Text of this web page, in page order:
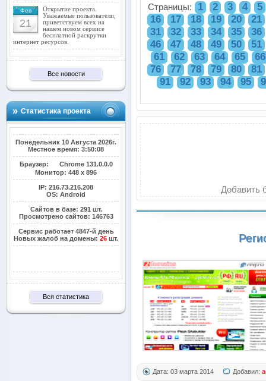
Фев
21
Открытие проекта.
Уважаемые пользователи,
приветствуем всех на
нашем новом сервисе
бесплатной раскрутки
интернет ресурсов.
Все новости
Статистика проекта
Понедельник 10 Августа 2026г.
Местное время: 3:50:09
Браузер:
Chrome 131.0.0.0
Монитор: 448 x 896
IP: 216.73.216.208
OS: Android
Сайтов в базе: 291 шт.
Просмотрено сайтов: 146763
Сервис работает 4847-й день
Новых жалоб на домены: 26 шт.
Вся статистика
Страницы: 1 2 3 4
5
16
17 18 19 20
21
31
32 33 34 35
36
46
47 48 49 50
51
61
62 63 64 65
66
76
77 78 79 80
81
91
92 93 94 95
Добавить
Дата: 03 марта 2014 Добавил: